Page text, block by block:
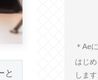
と
＊︎Ae
はじ
します